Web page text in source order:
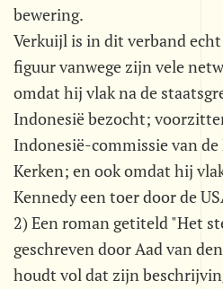
bewering.
Verkuijl is in dit verband
figuur vanwege zijn vele
omdat hij vlak na de
Indonesië bezocht;
Indonesië-commissie van de
Kerken; en ook omdat hij
Kennedy een toer door de
2) Een roman getiteld "Het
geschreven door Aad van
houdt vol dat zijn